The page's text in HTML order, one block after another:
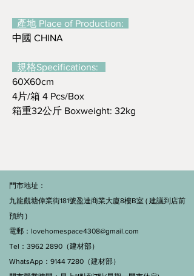
產地 Place of Production:
中國 CHINA
規格Specifications:
60X60cm
4片/箱 4 Pcs/Box
箱重32公斤 Boxweight: 32kg
門市地址：
九龍觀塘偉業街181號盈達商業大廈8樓B室 ( 建議到店前
預約 )
電郵： lovehomespace4308@gmail.com
Tel：3962 2890（建材部）
WhatsApp：9144 7280（建材部）